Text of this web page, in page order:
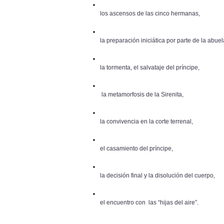
los ascensos de las cinco hermanas,
la preparación iniciática por parte de la
la tormenta, el salvataje del príncipe,
la metamorfosis de la Sirenita,
la convivencia en la corte terrenal,
el casamiento del príncipe,
la decisión final y la disolución del cuerpo,
el encuentro con las “hijas del aire”.